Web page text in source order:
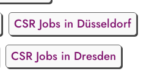
CSR Jobs in Düsseldorf
CSR Jobs in Dresden